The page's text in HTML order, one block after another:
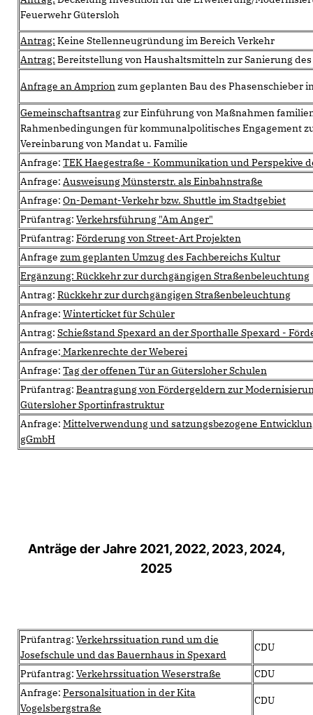
Feuerwehr Gütersloh
Antrag: Keine Stellenneugründung im Bereich Verkehr
Antrag: Bereitstellung von Haushaltsmitteln zur Sanierung
Anfrage an Amprionzum geplanten Bau des Phasenschieber
Gemeinschaftsantragzur Einführung von Maßnahmen
Rahmenbedingungen für kommunalpolitisches Engagement
Vereinbarung von Mandat u. Familie
Anfrage: TEK Haegestraße - Kommunikation und Perspekive
Anfrage: Ausweisung Münsterstr. als Einbahnstraße
Anfrage: On-Demant-Verkehr bzw. Shuttle im Stadtgebiet
Prüfantrag: Verkehrsführung "Am Anger"
Prüfantrag: Förderung von Street-Art Projekten
Anfrage zum geplanten Umzug des Fachbereichs Kultur
Ergänzung: Rückkehr zur durchgängigen Straßenbeleuchtung
Antrag: Rückkehr zur durchgängigen Straßenbeleuchtung
Anfrage: Winterticket für Schüler
Antrag: Schießstand Spexard an der Sporthalle Spexard -
Anfrage: Markenrechte der Weberei
Anfrage: Tag der offenen Tür an Gütersloher Schulen
Prüfantrag: Beantragung von Fördergeldern zur
Gütersloher Sportinfrastruktur
Anfrage: Mittelverwendung und satzungsbezogene
gGmbH
Anträge der Jahre 2021, 2022, 2023, 2024,
2025
Prüfantrag: Verkehrssituation rund um die
Josefschule und das Bauernhaus in Spexard
CDU
Prüfantrag: Verkehrssituation Weserstraße
CDU
Anfrage: Personalsituation in der Kita
Vogelsbergstraße
CDU